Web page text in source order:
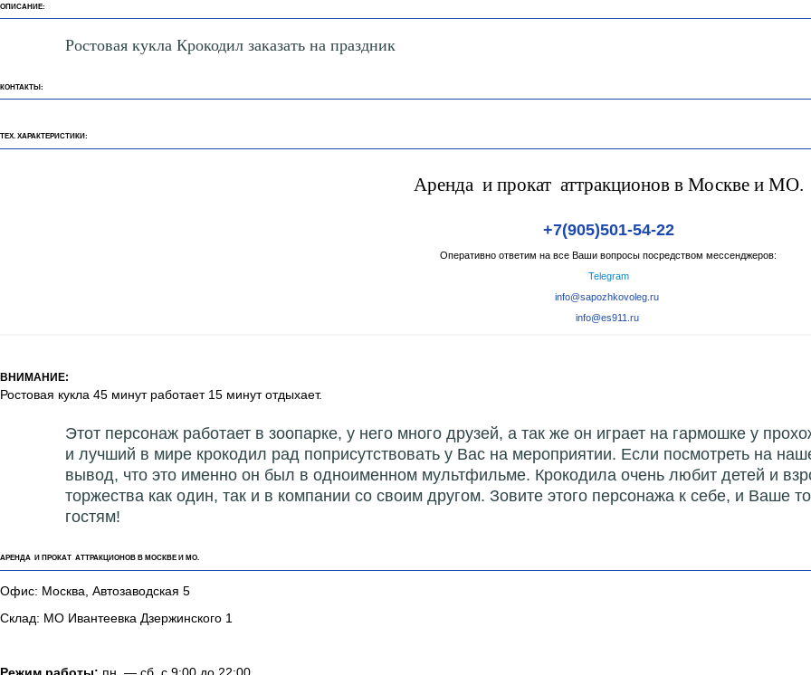
ОПИСАНИЕ:
Ростовая кукла Крокодил заказать на праздник
КОНТАКТЫ:
ТЕХ. ХАРАКТЕРИСТИКИ:
Аренда и прокат аттракционов в Москве и МО.
+7(905)501-54-22
Оперативно ответим на все Ваши вопросы посредством мессенджеров:
Telegram
info@sapozhkovoleg.ru
info@es911.ru
ВНИМАНИЕ:
Ростовая кукла 45 минут работает 15 минут отдыхает.
Этот персонаж работает в зоопарке, у него много друзей, а так же он играет на гармошке у
и лучший в мире крокодил рад поприсутствовать у Вас на мероприятии. Если посмотреть на
вывод, что это именно он был в одноименном мультфильме. Крокодила очень любит детей и
торжества как один, так и в компании со своим другом. Зовите этого персонажа к себе, и Ваше
гостям!
АРЕНДА И ПРОКАТ АТТРАКЦИОНОВ В МОСКВЕ И МО.
Офис: Москва, Автозаводская 5
Склад: МО Ивантеевка Дзержинского 1
Режим работы: пн. — сб. с 9:00 до 22:00